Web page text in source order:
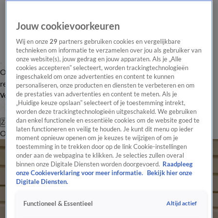
Overzicht Laatste nieuws Regionieuws Het beste van Hart
Tip de
redactie
Volg Hart van Nederland
Zoeken
OverzichtRegioUitzendingenWeerTip de redactiePanelVideo's
Jouw cookievoorkeuren
Wij en onze29 partners gebruiken cookies en vergelijkbare
technieken om informatie te verzamelen over jou als gebruiker van
onze website(s), jouw gedrag en jouw apparaten. Als je „Alle
cookies accepteren” selecteert, worden trackingtechnologieën
ingeschakeld om onze advertenties en content te kunnen
personaliseren, onze producten en diensten te verbeteren en om
de prestaties van advertenties en content te meten. Als je
„Huidige keuze opslaan” selecteert of je toestemming intrekt,
worden deze trackingtechnologieën uitgeschakeld. We gebruiken
dan enkel functionele en essentiële cookies om de website goed te
laten functioneren en veilig te houden. Je kunt dit menu op ieder
moment opnieuw openen om je keuzes te wijzigen of om je
toestemming in te trekken door op de link Cookie-instellingen
onder aan de webpagina te klikken. Je selecties zullen overal
binnen onze Digitale Diensten worden doorgevoerd. Raadpleeg
onze Cookieverklaring voor meer informatie.
Bekijk hier onze
Digitale Diensten.
Functioneel & Essentieel Altijd actief